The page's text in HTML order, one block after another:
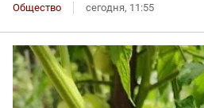
Общество сегодня, 11:55